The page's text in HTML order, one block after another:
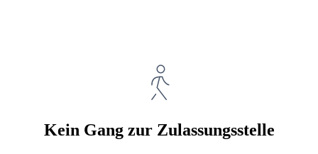
Kein Gang zur Zulassungsstelle